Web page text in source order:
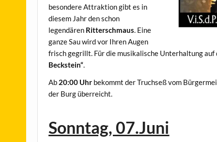
besondere Attraktion gibt es in
diesem Jahr den schon
legendären Ritterschmaus. Eine
ganze Sau wird vor Ihren Augen
frisch gegrillt. Für die musikalische Unterhaltung auf
Beckstein“.
Ab 20:00 Uhr bekommt der Truchseß vom
der Burg überreicht.
Sonntag, 07.Juni